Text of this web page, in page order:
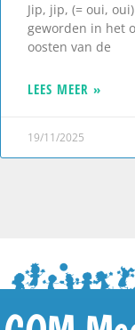
Jip, jip, (= oui,
geworden in het
oosten van de
LEES MEER »
19/11/2025